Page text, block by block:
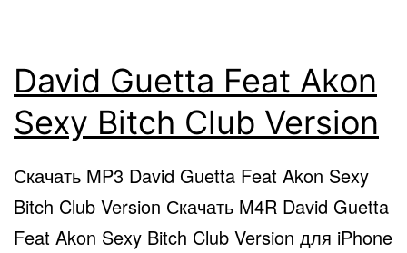
David Guetta Feat Akon
Sexy Bitch Club Version
Скачать MP3 David Guetta Feat Akon Sexy
Bitch Club Version Скачать M4R David Guetta
Feat Akon Sexy Bitch Club Version для iPhone